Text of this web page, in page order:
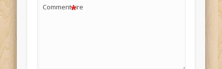
Commentaire
*